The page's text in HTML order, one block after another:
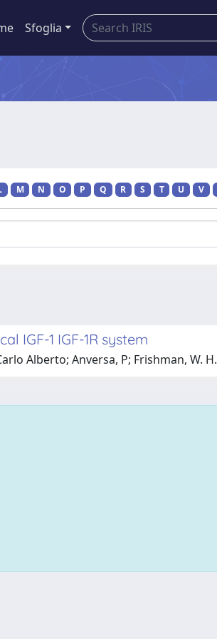
Sfoglia
M N O P Q R S T U V
IGF-1 IGF-1R system
Alberto; Anversa, P; Frishman, W. H.